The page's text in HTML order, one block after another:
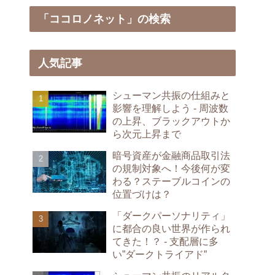
「ココロノネット」の検索
人気記事
シューマン共振の仕組みと
影響を理解しよう - 周波数
の上昇、ブラックアウトか
ら次元上昇まで
暗号資産が金融商品取引法
の規制対象へ！今後何が変
わる？ステーブルコインの
位置づけは？
「ダークパーソナリティ」
に都合の良い世界が作られ
てきた！？ - 支配層に多
い”ダークトライアド”